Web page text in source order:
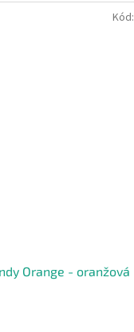
Orange - oranžová
Kód: